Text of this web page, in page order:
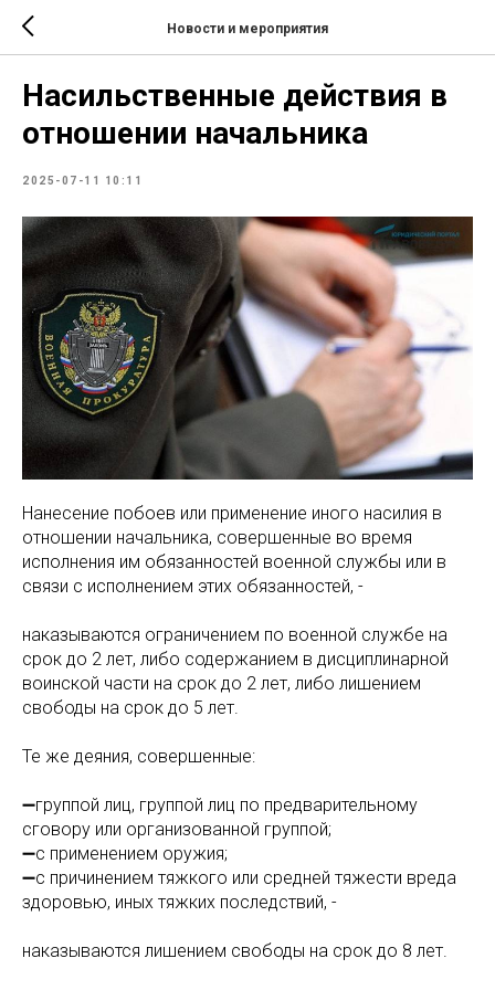
Новости и мероприятия
Насильственные действия в
отношении начальника
2025-07-11 10:11
Нанесение побоев или применение иного насилия в
отношении начальника, совершенные во время
исполнения им обязанностей военной службы или в
связи с исполнением этих обязанностей, -
наказываются ограничением по военной службе на
срок до 2 лет, либо содержанием в дисциплинарной
воинской части на срок до 2 лет, либо лишением
свободы на срок до 5 лет.
Те же деяния, совершенные:
➖группой лиц, группой лиц по предварительному
сговору или организованной группой;
➖с применением оружия;
➖с причинением тяжкого или средней тяжести вреда
здоровью, иных тяжких последствий, -
наказываются лишением свободы на срок до 8 лет.